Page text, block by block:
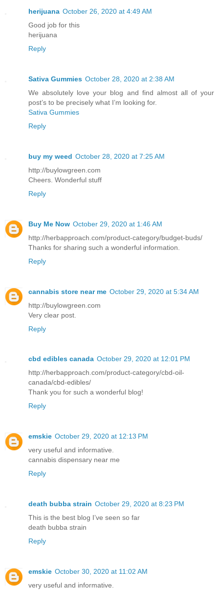
herijuana October 26, 2020 at 4:49 AM
Good job for this
herijuana
Reply
Sativa Gummies October 28, 2020 at 2:38 AM
We absolutely love your blog and find almost all of your
post’s to be precisely what I’m looking for.
Sativa Gummies
Reply
buy my weed October 28, 2020 at 7:25 AM
http://buylowgreen.com
Cheers. Wonderful stuff
Reply
Buy Me Now October 29, 2020 at 1:46 AM
http://herbapproach.com/product-category/budget-buds/
Thanks for sharing such a wonderful information.
Reply
cannabis store near me October 29, 2020 at 5:34 AM
http://buylowgreen.com
Very clear post.
Reply
cbd edibles canada October 29, 2020 at 12:01 PM
http://herbapproach.com/product-category/cbd-oil-
canada/cbd-edibles/
Thank you for such a wonderful blog!
Reply
emskie October 29, 2020 at 12:13 PM
very useful and informative.
cannabis dispensary near me
Reply
death bubba strain October 29, 2020 at 8:23 PM
This is the best blog I’ve seen so far
death bubba strain
Reply
emskie October 30, 2020 at 11:02 AM
very useful and informative.